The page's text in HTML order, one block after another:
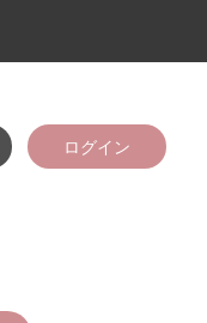
ログイン